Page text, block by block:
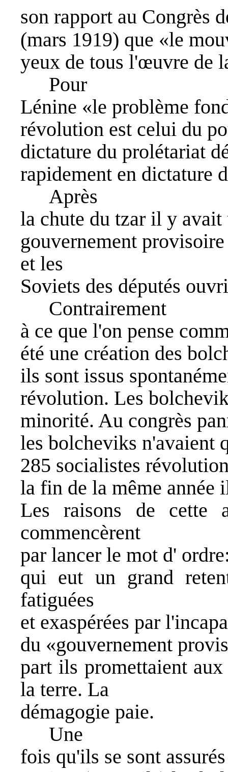
son rapport au Congrès
(mars 1919) que «le
yeux de tous l'œuvre de
Pour
Lénine «le problème
révolution est celui du
dictature du prolétariat
rapidement en dictature
Après
la chute du tzar il y
gouvernement
et les
Soviets des députés
Contrairement
à ce que l'on pense
été une création des
ils sont issus
révolution. Les
minorité. Au congrès
les bolcheviks n'avaient
285 socialistes
la fin de la même année
Les raisons de cette
commencèrent
par lancer le mot d'
qui eut un grand
fatiguées
et exaspérées par
du «gouvernement
part ils promettaient
la terre. La
démagogie paie.
Une
fois qu'ils se sont